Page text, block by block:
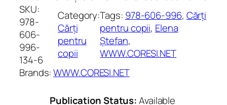
SKU:
978-
606-
996-
134-6
Category:
Cărți
pentru
copii
Tags: 978-606-996, Cărți
pentru copii, Elena
Ștefan
WWW.CORESI.NET
Brands:WWW.CORESI.NET
Publication Status:Available